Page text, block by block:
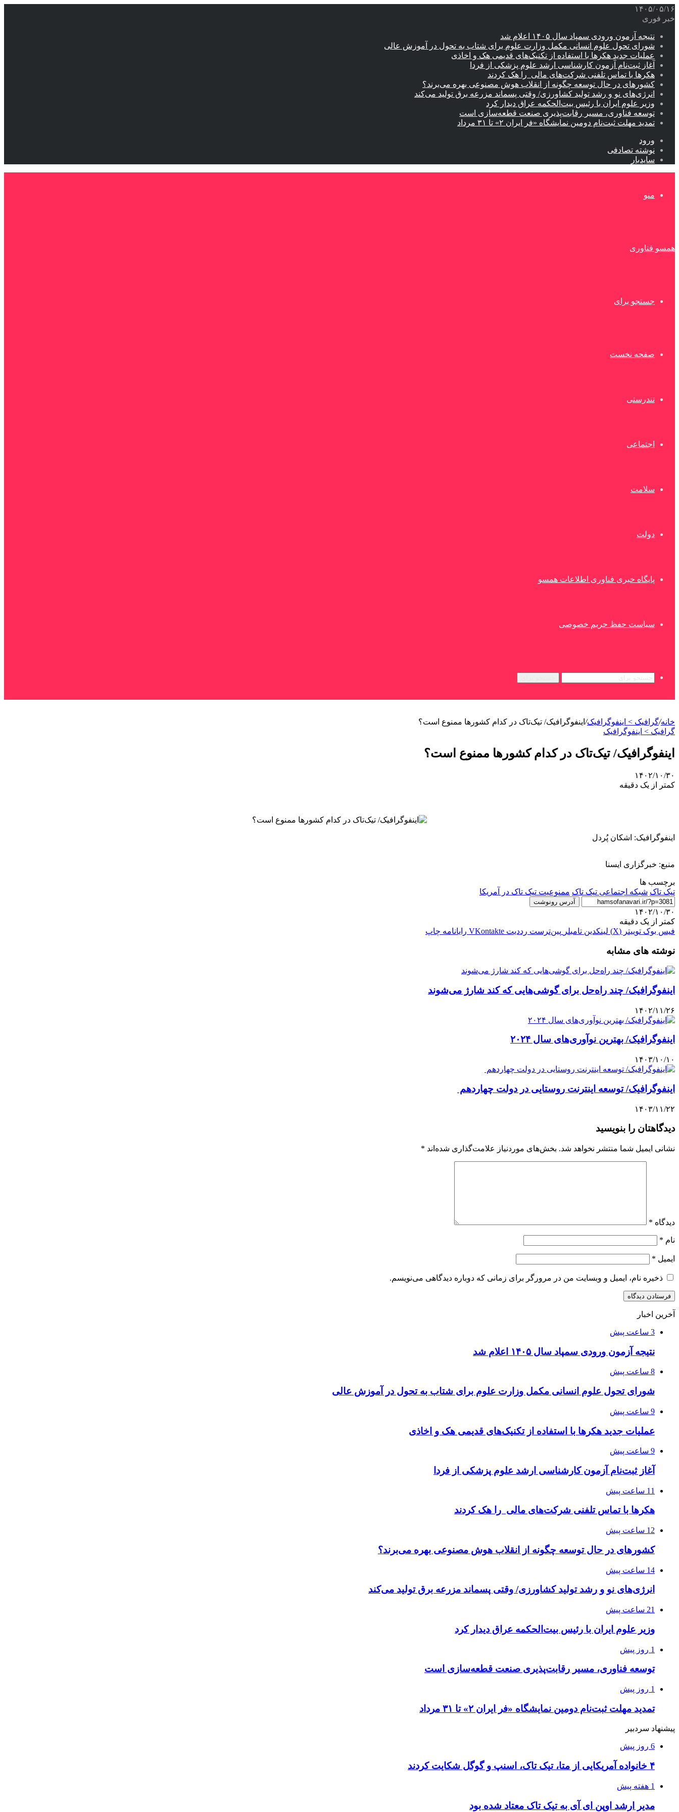
۱۴۰۵/۰۵/۱۶
خبر فوری
نتیجه آزمون ورودی سمپاد سال ۱۴۰۵ اعلام شد
شورای تحول علوم انسانی مکمل وزارت علوم برای شتاب به تحول در آموزش عالی
عملیات جدید هکرها با استفاده از تکنیک‌های قدیمی هک و اخاذی
آغاز ثبت‌نام‌ آزمون کارشناسی ارشد علوم پزشکی از فردا
هکرها با تماس تلفنی شرکت‌های مالی را هک کردند
کشورهای در حال توسعه چگونه از انقلاب هوش مصنوعی بهره می‌برند؟
انرژی‌های نو و رشد تولید کشاورزی/ وقتی پسماند مزرعه‌ برق تولید می‌کند
وزیر علوم ایران با رئیس بیت‌الحکمه عراق دیدار کرد
توسعه فناوری، مسیر رقابت‌پذیری صنعت قطعه‌سازی است
تمدید مهلت ثبت‌نام دومین نمایشگاه «فر ایران ۲» تا ۳۱ مرداد
ورود
نوشته تصادفی
سایدبار
منو
همسو فناوری
جستجو برای
صفحه نخست
تندرستی
اجتماعی
سلامت
دولت
پایگاه خبری فناوری اطلاعات همسو
سیاست حفظ حریم خصوصی
خانه/گرافیک > اینفوگرافیک/ اینفوگرافیک/ تیک‌تاک در کدام کشورها ممنوع است؟
گرافیک > اینفوگرافیک
اینفوگرافیک/ تیک‌تاک در کدام کشورها ممنوع است؟
۱۴۰۲/۱۰/۳۰
کمتر از یک دقیقه
اینفوگرافیک: اشکان پُردل
منبع: خبرگزاری ایسنا
برچسب ها
تیک تاک شبکه اجتماعی تیک تاک ممنوعیت تیک تاک در آمریکا
آدرس رونوشت
۱۴۰۲/۱۰/۳۰
کمتر از یک دقیقه
فیس بوک توییتر (X) لینکدین ‫تامبلر ‫پین‌ترست ‫رددیت ‫VKontakte رایانامه چاپ
نوشته های مشابه
اینفوگرافیک/ چند راه‌حل برای گوشی‌هایی که کند شارژ می‌شوند
۱۴۰۲/۱۱/۲۶
اینفوگرافیک/ بهترین نوآوری‌های سال ۲۰۲۴
۱۴۰۳/۱۰/۱۰
اینفوگرافیک/ توسعه اینترنت روستایی در دولت چهاردهم
۱۴۰۳/۱۱/۲۲
دیدگاهتان را بنویسید
نشانی ایمیل شما منتشر نخواهد شد. بخش‌های موردنیاز علامت‌گذاری شده‌اند *
دیدگاه *
نام *
ایمیل *
ذخیره نام، ایمیل و وبسایت من در مرورگر برای زمانی که دوباره دیدگاهی می‌نویسم.
آخرین اخبار
3 ساعت پیش
نتیجه آزمون ورودی سمپاد سال ۱۴۰۵ اعلام شد
8 ساعت پیش
شورای تحول علوم انسانی مکمل وزارت علوم برای شتاب به تحول در آموزش عالی
9 ساعت پیش
عملیات جدید هکرها با استفاده از تکنیک‌های قدیمی هک و اخاذی
9 ساعت پیش
آغاز ثبت‌نام‌ آزمون کارشناسی ارشد علوم پزشکی از فردا
11 ساعت پیش
هکرها با تماس تلفنی شرکت‌های مالی را هک کردند
12 ساعت پیش
کشورهای در حال توسعه چگونه از انقلاب هوش مصنوعی بهره می‌برند؟
14 ساعت پیش
انرژی‌های نو و رشد تولید کشاورزی/ وقتی پسماند مزرعه‌ برق تولید می‌کند
21 ساعت پیش
وزیر علوم ایران با رئیس بیت‌الحکمه عراق دیدار کرد
1 روز پیش
توسعه فناوری، مسیر رقابت‌پذیری صنعت قطعه‌سازی است
1 روز پیش
تمدید مهلت ثبت‌نام دومین نمایشگاه «فر ایران ۲» تا ۳۱ مرداد
پیشنهاد سردبیر
6 روز پیش
۴ خانواده آمریکایی از متا، تیک تاک، اسنپ و گوگل شکایت کردند
1 هفته پیش
مدیر ارشد اوپن ای آی به تیک تاک معتاد شده بود